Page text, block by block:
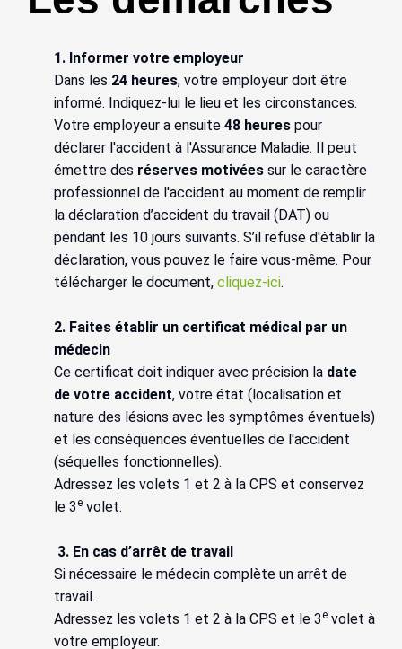
1. Informer votre employeur
Dans les 24 heures, votre employeur doit être
informé. Indiquez-lui le lieu et les circonstances.
Votre employeur a ensuite 48 heures pour
déclarer l'accident à l'Assurance Maladie. Il peut
émettre des réserves motivées sur le caractère
professionnel de l'accident au moment de remplir
la déclaration d’accident du travail (DAT) ou
pendant les 10 jours suivants. S’il refuse d'établir la
déclaration, vous pouvez le faire vous-même. Pour
télécharger le document, cliquez-ici.
2. Faites établir un certificat médical par un
médecin
Ce certificat doit indiquer avec précision la date
de votre accident, votre état (localisation et
nature des lésions avec les symptômes éventuels)
et les conséquences éventuelles de l'accident
(séquelles fonctionnelles).
Adressez les volets 1 et 2 à la CPS et conservez
le 3e volet.
3. En cas d’arrêt de travail
Si nécessaire le médecin complète un arrêt de
travail.
Adressez les volets 1 et 2 à la CPS et le 3e volet à
votre employeur.